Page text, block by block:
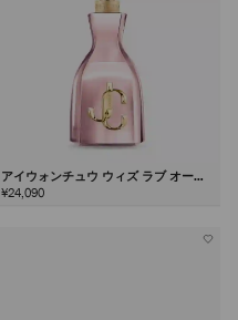
アイウォンチュウ ウィズ ラブ オード
パルファム100ml
¥24,090